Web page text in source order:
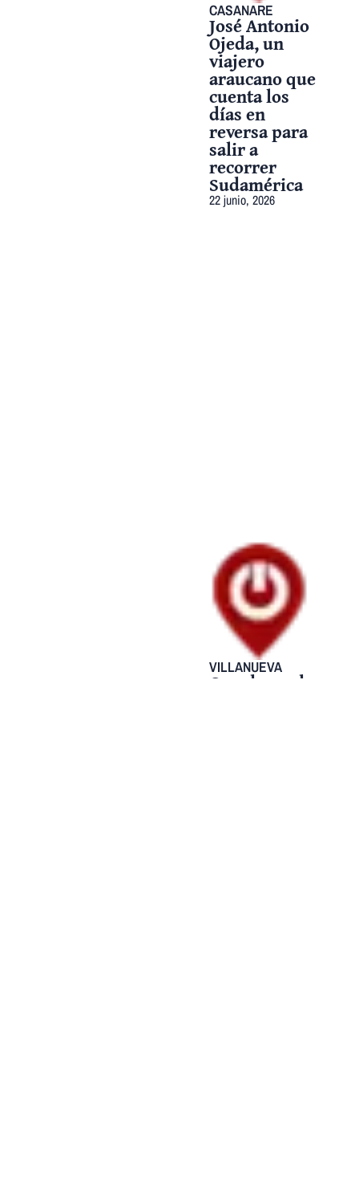
CASANARE
José Antonio
Ojeda, un
viajero
araucano que
cuenta los
días en
reversa para
salir a
recorrer
Sudamérica
22 junio, 2026
VILLANUEVA
Creadores de